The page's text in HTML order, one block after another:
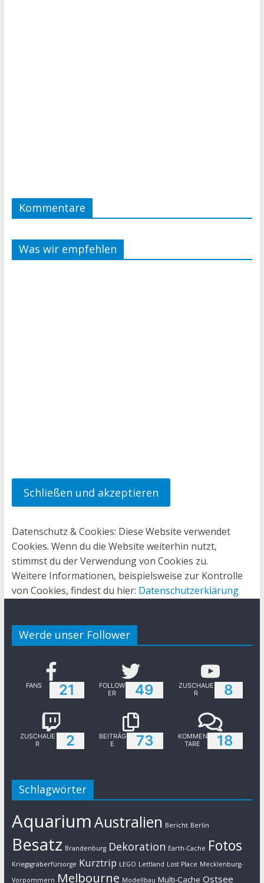
Kommentare
Was wir empfehlen
Datenschutz & Cookies: Diese Website verwendet
Cookies. Wenn du die Website weiterhin nutzt,
stimmst du der Verwendung von Cookies zu.
Weitere Informationen, beispielsweise zur Kontrolle
von Cookies, findest du hier: Datenschutzerklärung
Werde unser Follower
21
FANS 49
FOLLOW
ER
8
ZUSCHAUE
R
2
ZUSCHAUE
R
73
BEITRÄG
E
18
KOMMEN
TARE
Schlagwörter
AquariumAustralien Bericht Berlin
Besatz Brandenburg Dekoration Earth-Cache Fotos
Kriegsgräberfürsorge Kurztrip LEGO Lettland Lost Place Mecklenburg-
Vorpommern Melbourne Modellbau Multi-Cache Ostsee